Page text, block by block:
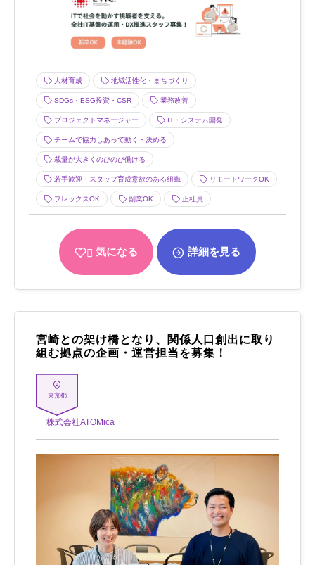
人材育成 地域活性化・まちづくり
SDGs・ESG投資・CSR 業務改善
プロジェクトマネージャー IT・システム開発
チームで協力しあって動く・決める
裁量が大きくのびのび働ける
若手歓迎・スタッフ育成意欲のある組織 リモートワークOK
フレックスOK 副業OK 正社員
気になる 詳細を見る
宮崎との架け橋となり、関係人口創出に取り
組む拠点の企画・運営担当を募集！
東京都
株式会社ATOMica